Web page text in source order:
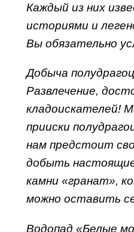
Каждый из них
историями и
Вы обязательно
Добыча
Развлечение,
кладоискателей!
прииски
нам предстоит
добыть
камни «гранат»,
можно оставить
Водопад «Белые